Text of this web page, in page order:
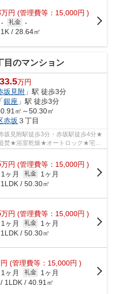
万円 (管理費等：15,000円 )
- 礼金 -
/ 28.64㎡
目のマンション
33.5万円
坂見附 」駅 徒歩3分
「銀座 」駅 徒歩3分
㎡～50.30㎡
赤坂 ３丁目
見附駅徒歩3分・赤坂駅徒歩4分★
焚★浴室乾燥★オートロック★宅配
万円 (管理費等：15,000円 )
1ヶ月 礼金
1ヶ月
/ 50.30㎡
万円 (管理費等：15,000円 )
1ヶ月 礼金
1ヶ月
/ 50.30㎡
円 (管理費等：15,000円 )
1ヶ月 礼金
1ヶ月
1LDK / 40.91㎡